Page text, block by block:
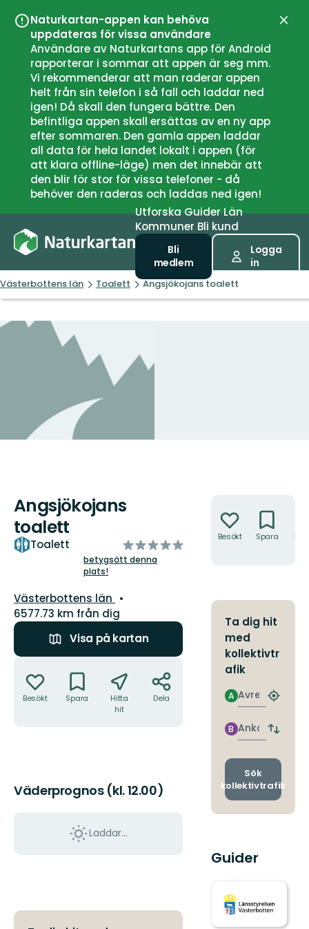
Naturkartan-appen kan behöva
uppdateras för vissa användare
Användare av Naturkartans app för Android
rapporterar i sommar att appen är seg mm.
Vi rekommenderar att man raderar appen
helt från sin telefon i så fall och laddar ned
igen! Då skall den fungera bättre. Den
befintliga appen skall ersättas av en ny app
efter sommaren. Den gamla appen laddar
all data för hela landet lokalt i appen (för
att klara offline-läge) men det innebär att
den blir för stor för vissa telefoner - då
behöver den raderas och laddas ned igen!
UtforskaGuiderLän
Kommuner Bli kund
Bli
medlem
Logga
in
Västerbottens län Toalett Angsjökojans toalett
Angsjökojans
toalett
Toalett
av
5
betygsätt denna
plats!
Län:
Västerbottens län
6577.73 km från dig
Visa på kartan
Besökt Spara
Hitta
hit
Dela
Väderprognos (kl. 12.00)
Laddar...
Besökt Spara
Ta dig hit
med
kollektivtr
afik
Avresa
A
Hitta
Ankomst
B
Byt
och
Sök
kollektivtrafik
Guider